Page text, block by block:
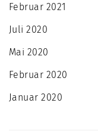
Februar 2021
Juli 2020
Mai 2020
Februar 2020
Januar 2020